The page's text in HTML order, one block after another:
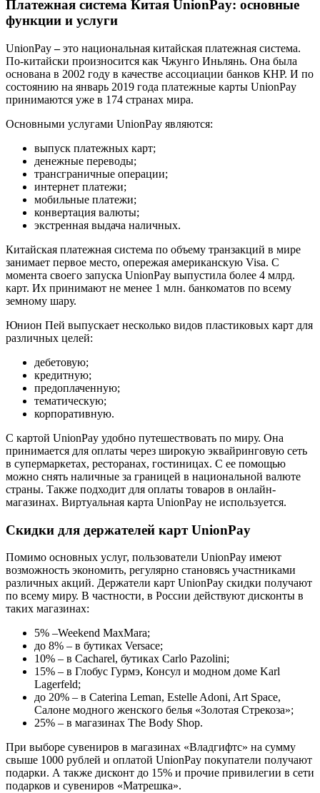
Платежная система Китая UnionPay: основные
функции и услуги
UnionPay–это национальная китайская платежная система.
По-китайски произносится как Чжунго Иньлянь. Она была
основана в 2002 году в качестве ассоциации банков КНР. И по
состоянию на январь 2019 года платежные карты UnionPay
принимаются уже в 174 странах мира.
Основными услугами UnionPay являются:
выпуск платежных карт;
денежные переводы;
трансграничные операции;
интернет платежи;
мобильные платежи;
конвертация валюты;
экстренная выдача наличных.
Китайская платежная система по объему транзакций в мире
занимает первое место, опережая американскую Visa. С
момента своего запуска UnionPay выпустила более 4 млрд.
карт. Их принимают не менее 1 млн. банкоматов по всему
земному шару.
Юнион Пей выпускает несколько видов пластиковых карт для
различных целей:
дебетовую;
кредитную;
предоплаченную;
тематическую;
корпоративную.
С картой UnionPay удобно путешествовать по миру. Она
принимается для оплаты через широкую эквайринговую сеть
в супермаркетах, ресторанах, гостиницах. С ее помощью
можно снять наличные за границей в национальной валюте
страны. Также подходит для оплаты товаров в онлайн-
магазинах. Виртуальная карта UnionPay не используется.
Скидки для держателей карт UnionPay
Помимо основных услуг, пользователи UnionPay имеют
возможность экономить, регулярно становясь участниками
различных акций. Держатели карт UnionPay скидки получают
по всему миру. В частности, в России действуют дисконты в
таких магазинах:
5% –Weekend MaxMara;
до 8% – в бутиках Versace;
10% – в Cacharel, бутиках Carlo Pazolini;
15% – в Глобус Гурмэ, Консул и модном доме Karl
Lagerfeld;
до 20% – в Caterina Leman, Estelle Adoni, Art Space,
Салоне модного женского белья «Золотая Стрекоза»;
25% – в магазинах The Body Shop.
При выборе сувениров в магазинах «Владгифтс» на сумму
свыше 1000 рублей и оплатой UnionPay покупатели получают
подарки. А также дисконт до 15% и прочие привилегии в сети
подарков и сувениров «Матрешка».